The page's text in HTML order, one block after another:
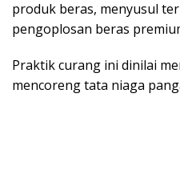
produk beras, menyusul
pengoplosan beras
Praktik curang ini dinilai
mencoreng tata niaga